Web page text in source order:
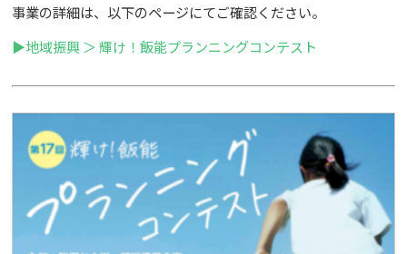
事業の詳細は、以下のページにてご確認ください。
▶地域振興 ＞ 輝け！飯能プランニングコンテスト